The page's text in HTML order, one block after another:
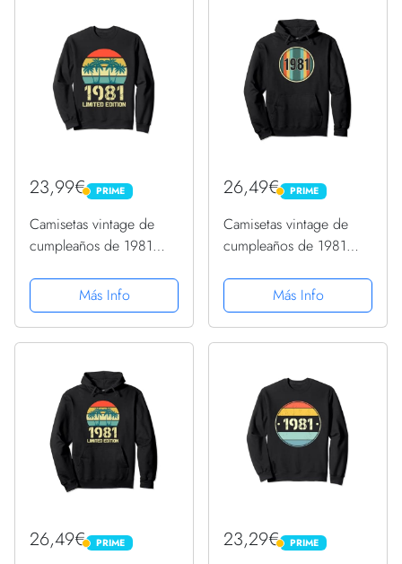
23,99€ PRIME
PRIME
Camisetas vintage de
cumpleaños de 1981
camisetas de
cumpleaños de 1981
Sudadera
Más Info
26,49€ PRIME
PRIME
Camisetas vintage de
cumpleaños de 1981
camisetas de
cumpleaños de 1981
Sudadera con Capucha
Más Info
26,49€ PRIME
PRIME 23,29€ PRIME
PRIME